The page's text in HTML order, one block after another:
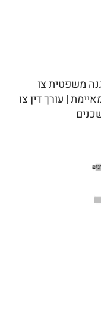
משפטית צו
| עורך דין צו